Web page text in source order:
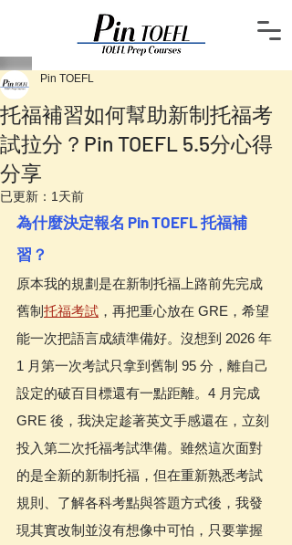
托福補習如何幫助新制托福考
試拉分？Pin TOEFL 5.5分心得
分享
Pin TOEFL
已更新： 1天前
為什麼決定報名 Pin TOEFL 托福補
習？
原本我的規劃是在新制托福上路前先完成
舊制 托福考試 ，再把重心放在 GRE，希望
能一次把語言成績準備好。沒想到 2026 年
1 月第一次考試只拿到舊制 95 分，離自己
設定的破百目標還有一點距離。4 月完成
GRE 後，我決定趁著英文手感還在，立刻
投入第二次托福考試準備。雖然這次面對
的是全新的新制托福，但在重新熟悉考試
規則、了解各科考點與答題方式後，我發
現其實改制並沒有想像中可怕，只要掌握